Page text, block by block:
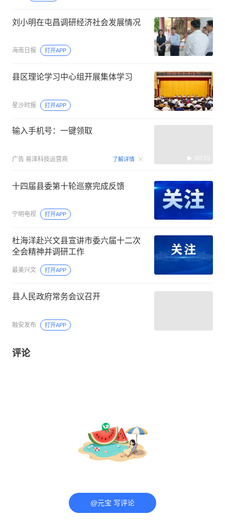
刘小明在屯昌调研经济社会发展情况
海南日报 打开APP
县区理论学习中心组开展集体学习
星沙时报 打开APP
输入手机号：一键领取
广告 易泽科技运营商 了解详情 00:15
十四届县委第十轮巡察完成反馈
宁明电视 打开APP
杜海洋赴兴文县宣讲市委六届十二次
全会精神并调研工作
最美兴文 打开APP
县人民政府常务会议召开
融安发布 打开APP
评论
@元宝 写评论